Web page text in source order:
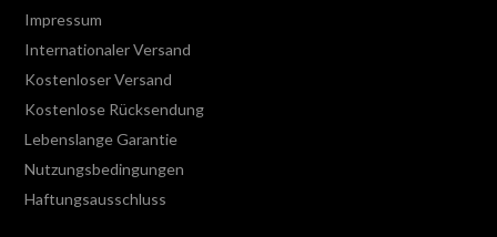
Impressum
Internationaler Versand
Kostenloser Versand
Kostenlose Rücksendung
Lebenslange Garantie
Nutzungsbedingungen
Haftungsausschluss